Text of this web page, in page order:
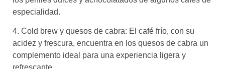
especialidad.
4. Cold brew y quesos de cabra: El café frío, con su
acidez y frescura, encuentra en los quesos de cabra un
complemento ideal para una experiencia ligera y